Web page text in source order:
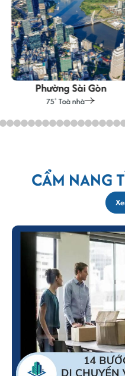
Phường Sài Gòn
75+Toà nhà
CẨM NANG